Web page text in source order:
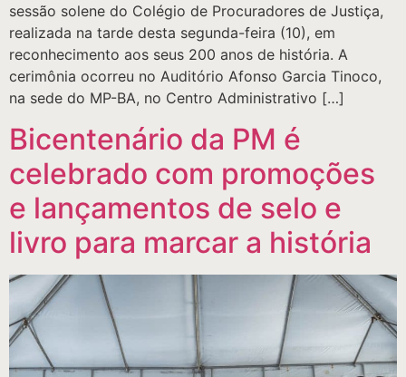
sessão solene do Colégio de Procuradores de Justiça,
realizada na tarde desta segunda-feira (10), em
reconhecimento aos seus 200 anos de história. A
cerimônia ocorreu no Auditório Afonso Garcia Tinoco,
na sede do MP-BA, no Centro Administrativo […]
Bicentenário da PM é
celebrado com promoções
e lançamentos de selo e
livro para marcar a história